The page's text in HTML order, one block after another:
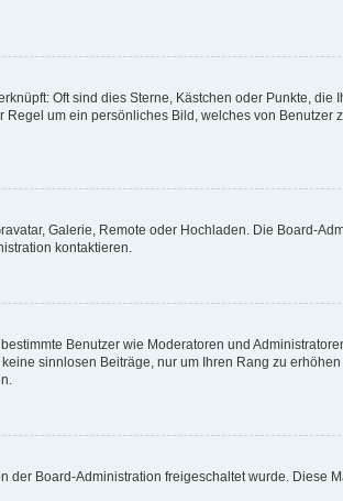
Oft sind dies Sterne, Kästchen oder Punkte, die
um ein persönliches Bild, welches von Benutzer
Galerie, Remote oder Hochladen. Die Board-
kontaktieren.
Benutzer wie Moderatoren und
sinnlosen Beiträge, nur um Ihren Rang zu
der Board-Administration freigeschaltet wurde. Diese